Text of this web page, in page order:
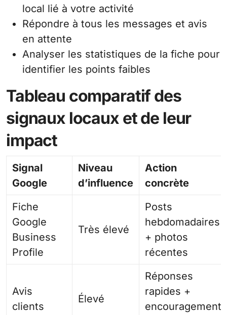
local lié à votre activité
Répondre à tous les messages et avis
en attente
Analyser les statistiques de la fiche pour
identifier les points faibles
Tableau comparatif des
signaux locaux et de leur
impact
Signal
Google
Niveau
d’influence
Action
concrète
Fiche
Google
Business
Profile
Très élevé
Posts
hebdomadaires
+ photos
récentes
Avis
clients
Élevé
Réponses
rapides +
encouragement